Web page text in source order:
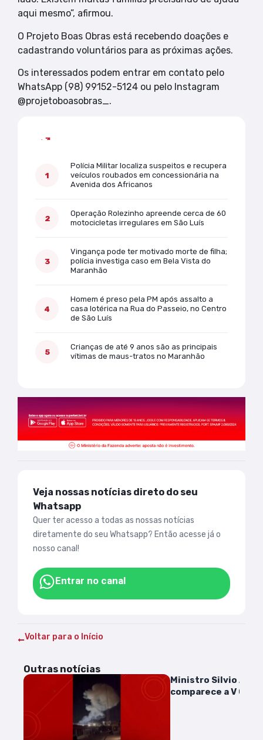
aqui mesmo”, afirmou.
O Projeto Boas Obras está recebendo doações e
cadastrando voluntários para as próximas ações.
Os interessados podem entrar em contato pelo
WhatsApp (98) 99152-5124 ou pelo Instagram
@projetoboasobras_.
Polícia Militar localiza suspeitos e recupera
veículos roubados em concessionária na
Avenida dos Africanos
Operação Rolezinho apreende cerca de 60
motocicletas irregulares em São Luís
Vingança pode ter motivado morte de filha;
polícia investiga caso em Bela Vista do
Maranhão
Homem é preso pela PM após assalto a
casa lotérica na Rua do Passeio, no Centro
de São Luís
Crianças de até 9 anos são as principais
vítimas de maus-tratos no Maranhão
Veja nossas notícias direto do seu
Whatsapp
Quer ter acesso a todas as nossas notícias
diretamente do seu Whatsapp? Então acesse já o
nosso canal!
Entrar no canal
Voltar para o Início
Outras notícias
Ministro Silvio
comparece a V